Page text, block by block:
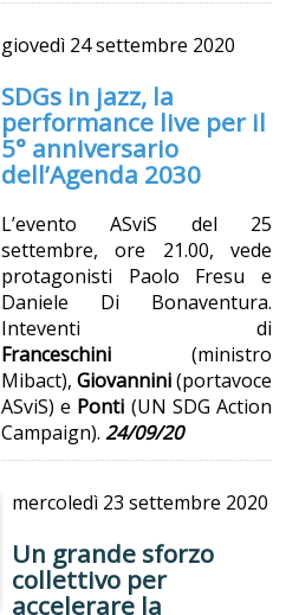
giovedì 24 settembre 2020
SDGs in jazz, la
performance live per il
5° anniversario
dell’Agenda 2030
L’evento ASviS del 25
settembre, ore 21.00, vede
protagonisti Paolo Fresu e
Daniele Di Bonaventura.
Inteventi di
Franceschini (ministro
Mibact), Giovannini(portavoce
ASviS) e Ponti (UN SDG Action
Campaign). 24/09/20
mercoledì 23 settembre 2020
Un grande sforzo
collettivo per
accelerare la